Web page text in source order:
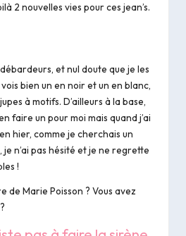
2 nouvelles vies pour ces jean’s.
et nul doute que je les
bien un en noir et un en blanc,
à motifs. D’ailleurs à la base,
faire un pour moi mais quand j’ai
hier, comme je cherchais un
n’ai pas hésité et je ne regrette
!
de Marie Poisson ? Vous avez